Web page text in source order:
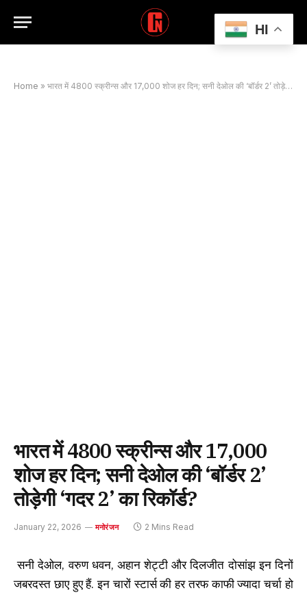
Home » भारत में 4800 स्क्रीन्स और 17,000 शोज हर दिन; सनी देओल की ‘बॉर्डर 2’ तोड़ेगी ‘गदर 2’ का रिकॉर्ड?
भारत में 4800 स्क्रीन्स और 17,000
शोज हर दिन; सनी देओल की ‘बॉर्डर 2’
तोड़ेगी ‘गदर 2’ का रिकॉर्ड?
January 22, 2026 मनोरंजन 2 Mins Read
सनी देओल, वरुण धवन, अहान शेट्टी और दिलजीत दोसांझ इन दिनों
जबरदस्त छाए हुए हैं. इन चारों स्टार्स की हर तरफ काफी ज्यादा चर्चा हो
HI